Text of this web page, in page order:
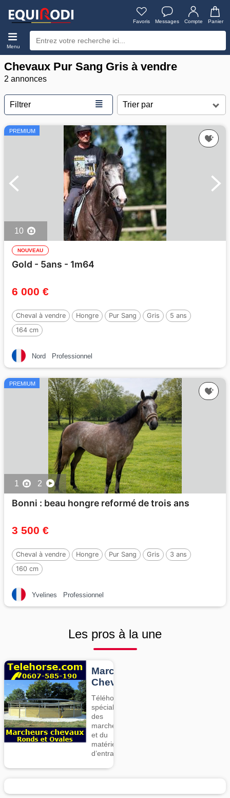
Favoris Messages Compte Panier
Menu
Chevaux Pur Sang Gris à vendre
2 annonces
Filtrer ≣
PREMIUM
10
NOUVEAU
Gold - 5ans - 1m64
6 000 €
Cheval à vendre Hongre Pur Sang Gris
5 ans
164 cm
Nord Professionnel
PREMIUM
1 2
Bonni : beau hongre reformé de trois ans
3 500 €
Cheval à vendre Hongre Pur Sang Gris
3 ans
160 cm
Yvelines Professionnel
Les pros à la une
Marcheurs
Chevaux
Téléhorse,
spécialiste
des
marcheurs
et du
matériel
d’entrainement